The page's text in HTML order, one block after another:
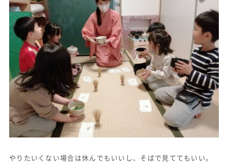
やりたいくない場合は休んでもいいし、そばで見ててもいい。